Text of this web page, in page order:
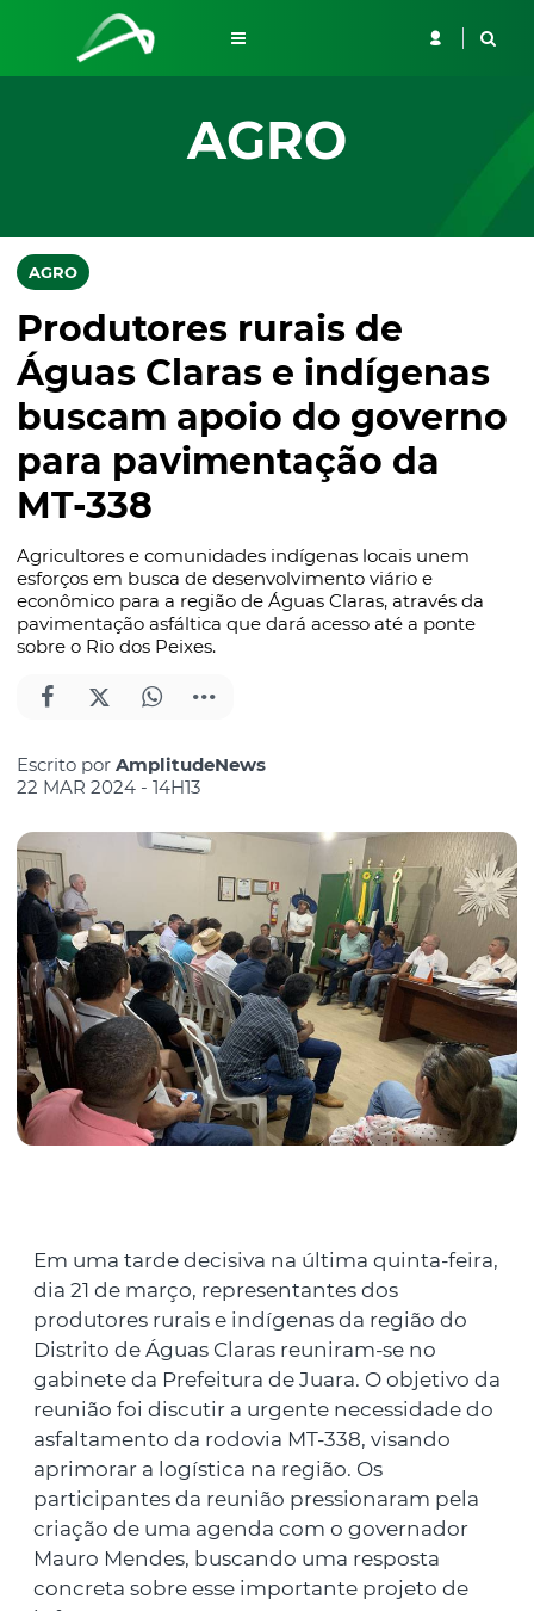
AGRO
AGRO
Produtores rurais de
Águas Claras e indígenas
buscam apoio do governo
para pavimentação da
MT-338
Agricultores e comunidades indígenas locais unem
esforços em busca de desenvolvimento viário e
econômico para a região de Águas Claras, através da
pavimentação asfáltica que dará acesso até a ponte
sobre o Rio dos Peixes.
Escrito por AmplitudeNews
22 MAR 2024 - 14H13
Em uma tarde decisiva na última quinta-feira,
dia 21 de março, representantes dos
produtores rurais e indígenas da região do
Distrito de Águas Claras reuniram-se no
gabinete da Prefeitura de Juara. O objetivo da
reunião foi discutir a urgente necessidade do
asfaltamento da rodovia MT-338, visando
aprimorar a logística na região. Os
participantes da reunião pressionaram pela
criação de uma agenda com o governador
Mauro Mendes, buscando uma resposta
concreta sobre esse importante projeto de